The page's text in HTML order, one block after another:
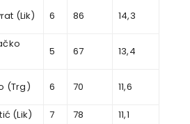
(Lik) 6 86 14,3
5 67 13,4
(Trg) 6 70 11,6
(Lik) 7 78
11,1